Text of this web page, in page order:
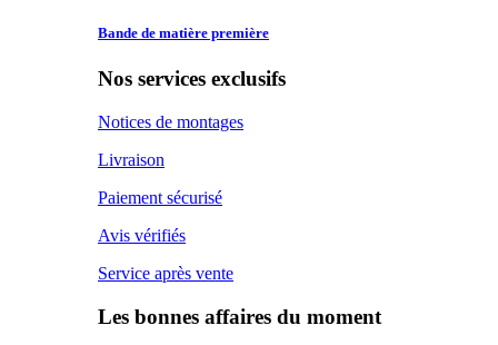
Bande de matière première
Nos services exclusifs
Notices de montages
Livraison
Paiement sécurisé
Avis vérifiés
Service après vente
Les bonnes affaires du moment